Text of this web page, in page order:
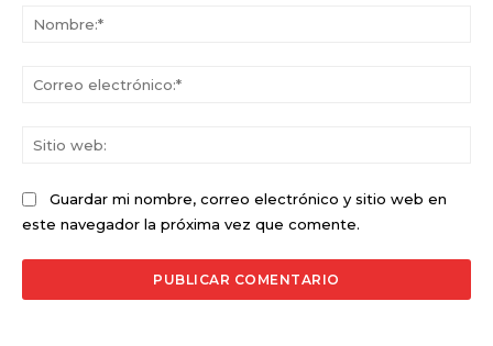
Guardar mi nombre, correo electrónico y sitio web en
este navegador la próxima vez que comente.